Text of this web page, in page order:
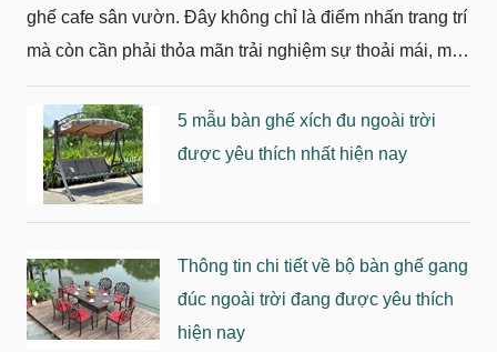
ghế cafe sân vườn. Đây không chỉ là điểm nhấn trang trí
mà còn cần phải thỏa mãn trải nghiệm sự thoải mái, mắt
thẩm mỹ. Vậy bàn ghế cafe sân vườn mẫu nào đẹp, giá
phải chăng? Tùy vào không gian và quy mô của vườn
mà bạn có thể chọn một số bộ bàn ghế cafe sân vườn
dưới đây:
5 mẫu bàn ghế xích đu ngoài trời
được yêu thích nhất hiện nay
Thông tin chi tiết về bộ bàn ghế gang
đúc ngoài trời đang được yêu thích
hiện nay